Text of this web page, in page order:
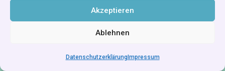
Akzeptieren
Ablehnen
DatenschutzerklärungImpressum